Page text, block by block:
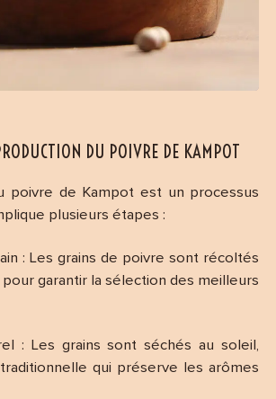
DU POIVRE DE KAMPOT
poivre de Kampot est un processus
plusieurs étapes :
: Les grains de poivre sont récoltés
garantir la sélection des meilleurs
: Les grains sont séchés au soleil,
qui préserve les arômes